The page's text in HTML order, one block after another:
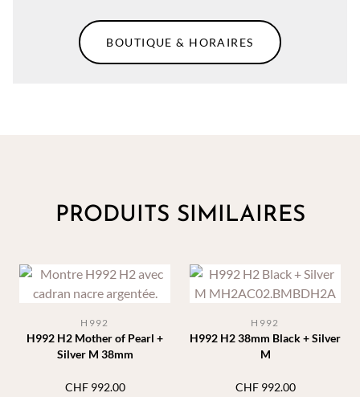
BOUTIQUE & HORAIRES
PRODUITS SIMILAIRES
H992 H2 Mother of Pearl +
Silver M 38mm
H992
CHF992.00
H992 H2 38mm Black + Silver
M
H992
CHF992.00